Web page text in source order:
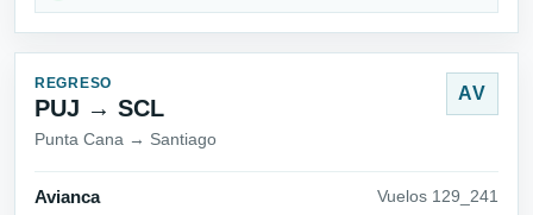
REGRESO
PUJ → SCL
Punta Cana → Santiago
AV
Avianca Vuelos 129_241